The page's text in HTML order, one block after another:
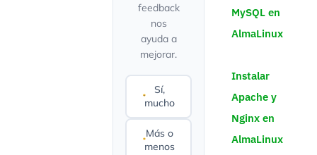
feedback
nos
ayuda a
mejorar.
Sí,
mucho
Más o
menos
MySQL en
AlmaLinux
Instalar
Apache y
Nginx en
AlmaLinux